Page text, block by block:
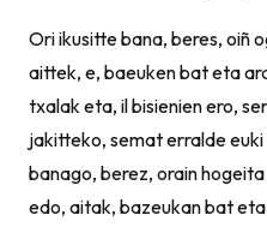
Ori ikusitte bana, beres, oiñ
aittek, e, baeuken bat eta
txalak eta, il bisienien ero,
jakitteko, semat erralde euki
banago, berez, orain
edo, aitak, bazeukan bat